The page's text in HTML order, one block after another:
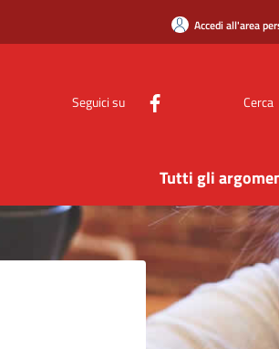
Accedi all'area
Seguici su Cerca
Tutti gli